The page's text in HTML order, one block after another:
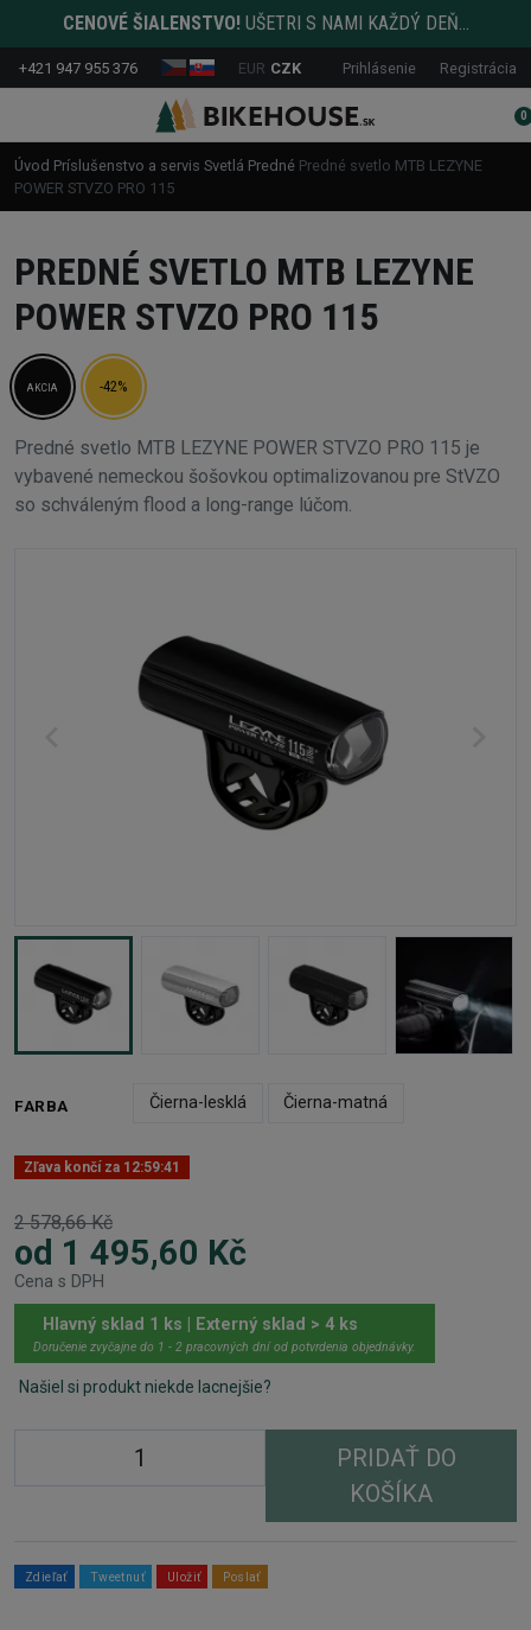
CENOVÉ ŠIALENSTVO! UŠETRI S NAMI KAŽDÝ DEŇ...
+421 947 955 376 EUR CZK Prihlásenie Registrácia
0
Úvod Príslušenstvo a servis Svetlá Predné Predné svetlo MTB LEZYNE
POWER STVZO PRO 115
PREDNÉ SVETLO MTB LEZYNE
POWER STVZO PRO 115
AKCIA -42%
Predné svetlo MTB LEZYNE POWER STVZO PRO 115 je
vybavené nemeckou šošovkou optimalizovanou pre StVZO
so schváleným flood a long-range lúčom.
FARBA Čierna-lesklá Čierna-matná
Zľava končí za 12:59:41
2 578,66 Kč
od 1 495,60 Kč
Cena s DPH
Hlavný sklad 1 ks | Externý sklad > 4 ks
Doručenie zvyčajne do 1 - 2 pracovných dní od potvrdenia objednávky.
Našiel si produkt niekde lacnejšie?
PRIDAŤ DO
KOŠÍKA
Zdieľať Tweetnuť Uložiť Poslať